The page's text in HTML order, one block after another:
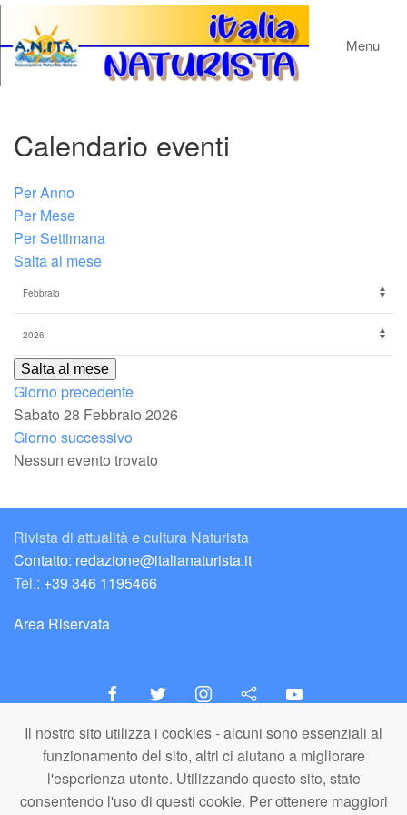
Il nostro sito utilizza i cookies - alcuni sono essenziali al
funzionamento del sito, altri ci aiutano a migliorare
l'esperienza utente. Utilizzando questo sito, state
consentendo l'uso di questi cookie. Per ottenere maggiori
Menu
Calendario eventi
Per Anno
Per Mese
Per Settimana
Salta al mese
Salta al mese
Giorno precedente
Sabato 28 Febbraio 2026
Giorno successivo
Nessun evento trovato
Rivista di attualità e cultura Naturista
Contatto: redazione@italianaturista.it
Tel.: +39 346 1195466
Area Riservata
italiaNATURISTA
Editore e Redazione
A.N.ITA. Associazione Naturista Italiana (APS)
C.F. 80203710159